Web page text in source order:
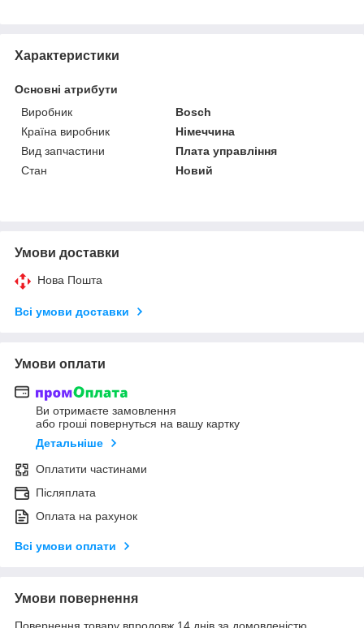
Характеристики
Основні атрибути
Виробник
Bosch
Країна виробник
Німеччина
Вид запчастини
Плата управління
Стан
Новий
Умови доставки
Нова Пошта
Всі умови доставки
Умови оплати
Ви отримаєте замовлення
або гроші повернуться на вашу картку
Детальніше
Оплатити частинами
Післяплата
Оплата на рахунок
Всі умови оплати
Умови повернення